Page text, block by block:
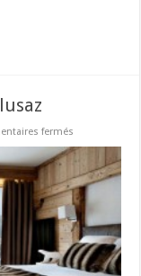
fermés
Au
cœur
du
village
La
Clusaz